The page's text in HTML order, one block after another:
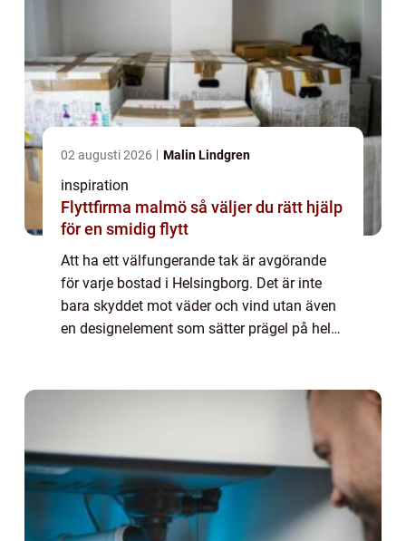
02 augusti 2026 Malin Lindgren
inspiration
Flyttfirma malmö så väljer du rätt hjälp
för en smidig flytt
Att ha ett välfungerande tak är avgörande
för varje bostad i Helsingborg. Det är inte
bara skyddet mot väder och vind utan även
en designelement som sätter prägel på hela